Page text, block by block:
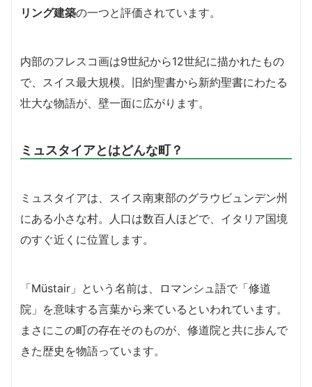
リング建築の一つと評価されています。
内部のフレスコ画は9世紀から12世紀に描かれたもの
で、スイス最大規模。旧約聖書から新約聖書にわたる
壮大な物語が、壁一面に広がります。
ミュスタイアとはどんな町？
ミュスタイアは、スイス南東部のグラウビュンデン州
にある小さな村。人口は数百人ほどで、イタリア国境
のすぐ近くに位置します。
「Müstair」という名前は、ロマンシュ語で「修道
院」を意味する言葉から来ているといわれています。
まさにこの町の存在そのものが、修道院と共に歩んで
きた歴史を物語っています。